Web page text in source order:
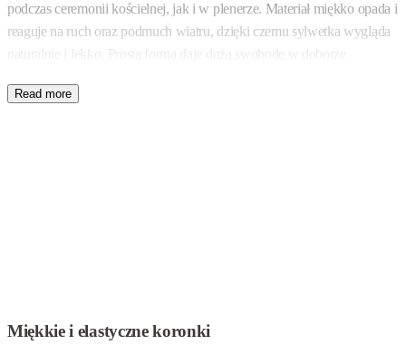
podczas ceremonii kościelnej, jak i w plenerze. Materiał miękko opada i
reaguje na ruch oraz podmuch wiatru, dzięki czemu sylwetka wygląda
naturalnie i lekko. Prosta forma daje dużą swobodę w doborze
Miękkie i elastyczne koronki